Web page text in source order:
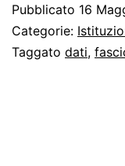
Pubblicato 16
Categorie:
Taggato dati,